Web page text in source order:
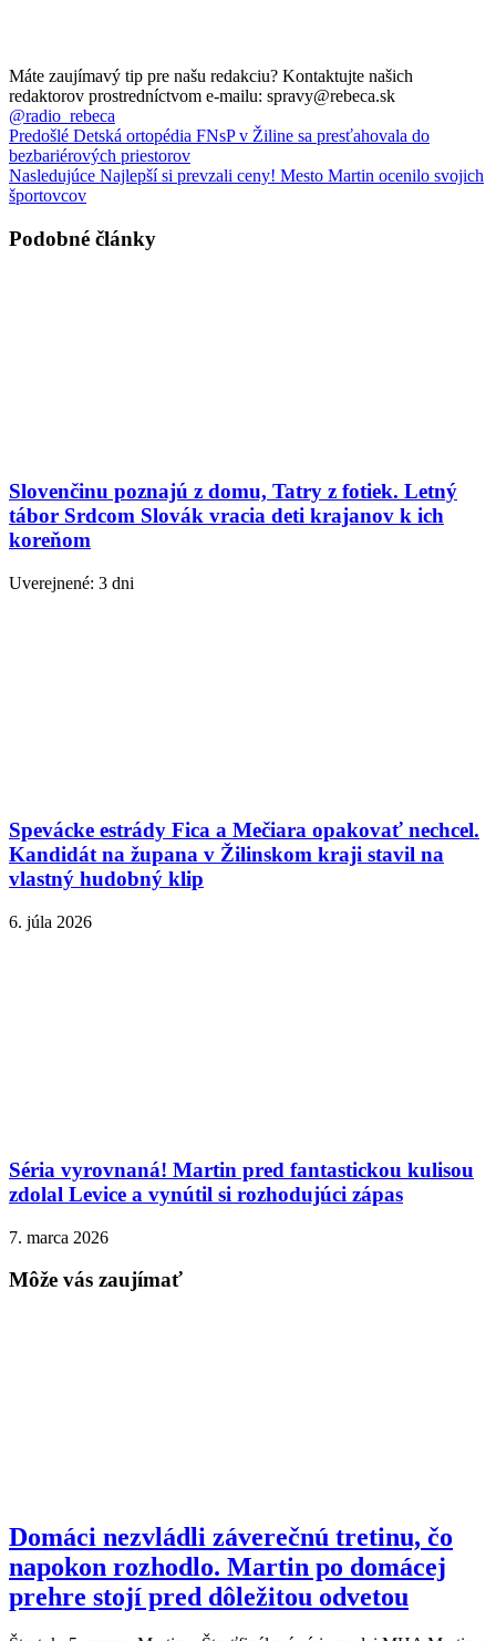
Máte zaujímavý tip pre našu redakciu? Kontaktujte našich
redaktorov prostredníctvom e-mailu: spravy@rebeca.sk
@radio_rebeca
Predošlé Detská ortopédia FNsP v Žiline sa presťahovala do
bezbariérových priestorov
Nasledujúce Najlepší si prevzali ceny! Mesto Martin ocenilo svojich
športovcov
Podobné články
Slovenčinu poznajú z domu, Tatry z fotiek. Letný
tábor Srdcom Slovák vracia deti krajanov k ich
koreňom
Uverejnené: 3 dni
Spevácke estrády Fica a Mečiara opakovať nechcel.
Kandidát na župana v Žilinskom kraji stavil na
vlastný hudobný klip
6. júla 2026
Séria vyrovnaná! Martin pred fantastickou kulisou
zdolal Levice a vynútil si rozhodujúci zápas
7. marca 2026
Môže vás zaujímať
Domáci nezvládli záverečnú tretinu, čo
napokon rozhodlo. Martin po domácej
prehre stojí pred dôležitou odvetou